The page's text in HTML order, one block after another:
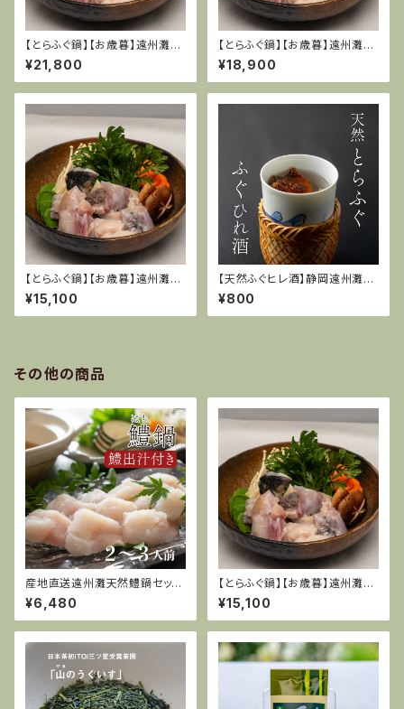
【とらふぐ鍋】【お歳暮】遠州灘特
産天然てっちりセット(天然とら
ふぐ)５〜６人前
¥21,800
【とらふぐ鍋】【お歳暮】遠州灘特
産天然てっちりセット(天然とら
ふぐ)４〜５人前
¥18,900
【とらふぐ鍋】【お歳暮】遠州灘特
産天然てっちりセット(天然とら
ふぐ)３〜４人前
¥15,100
【天然ふぐヒレ酒】静岡遠州灘特
産とらふぐのヒレ
¥800
その他の商品
産地直送遠州灘天然鱧鍋セッ
ト！御祝料理にも。（料理人調理/
お取り寄せグルメ/無添加）
¥6,480
【とらふぐ鍋】【お歳暮】遠州灘特
産天然てっちりセット(天然とら
ふぐ)３〜４人前
¥15,100